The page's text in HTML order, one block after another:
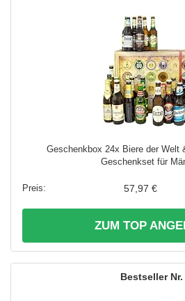
Geschenkbox 24x Biere der Welt
Geschenkset für
57,97 €
ZUM TOP